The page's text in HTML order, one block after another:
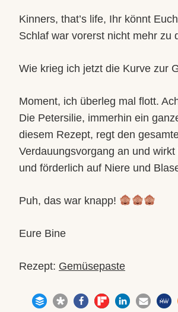
Kinners, that’s life, Ihr könnt
Schlaf war vorerst nicht mehr zu
Wie krieg ich jetzt die Kurve zur
Moment, ich überleg mal flott.
Die Petersilie, immerhin ein
diesem Rezept, regt den
Verdauungsvorgang an und
und förderlich auf Niere und
Puh, das war knapp!
Eure Bine
Rezept: Gemüsepaste